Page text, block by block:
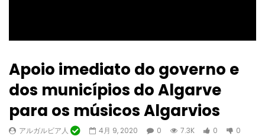
Apoio imediato do governo e
dos municípios do Algarve
para os músicos Algarvios
アルガルビア人 4月 9, 2020 0 7.3K 0 0